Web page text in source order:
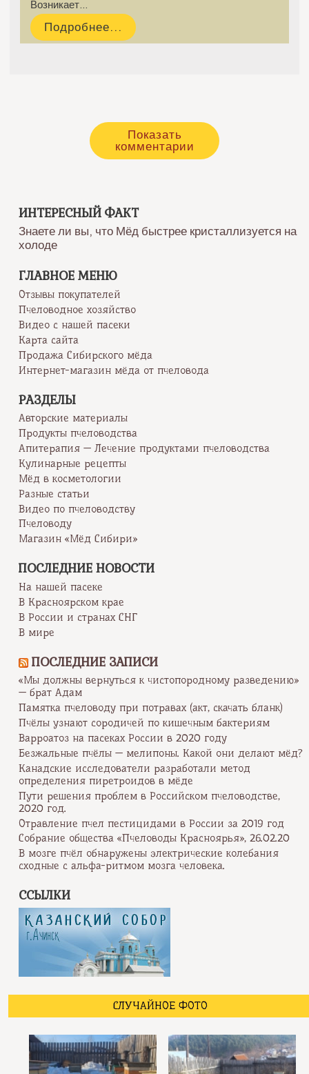
Возникает…
Подробнее...
Показать
комментарии
ИНТЕРЕСНЫЙ ФАКТ
Знаете ли вы, что Мёд быстрее кристаллизуется на
холоде
ГЛАВНОЕ МЕНЮ
Отзывы покупателей
Пчеловодное хозяйство
Видео с нашей пасеки
Карта сайта
Продажа Сибирского мёда
Интернет-магазин мёда от пчеловода
РАЗДЕЛЫ
Авторские материалы
Продукты пчеловодства
Апитерапия — Лечение продуктами пчеловодства
Кулинарные рецепты
Мёд в косметологии
Разные статьи
Видео по пчеловодству
Пчеловоду
Магазин «Мёд Сибири»
ПОСЛЕДНИЕ НОВОСТИ
На нашей пасеке
В Красноярском крае
В России и странах СНГ
В мире
ПОСЛЕДНИЕ ЗАПИСИ
«Мы должны вернуться к чистопородному разведению»
— брат Адам
Памятка пчеловоду при потравах (акт, скачать бланк)
Пчёлы узнают сородичей по кишечным бактериям
Варроатоз на пасеках России в 2020 году
Безжальные пчёлы — мелипоны. Какой они делают мёд?
Канадские исследователи разработали метод
определения пиретроидов в мёде
Пути решения проблем в Российском пчеловодстве,
2020 год.
Отравление пчел пестицидами в России за 2019 год
Собрание общества «Пчеловоды Красноярья», 26.02.20
В мозге пчёл обнаружены электрические колебания
сходные с альфа-ритмом мозга человека.
ССЫЛКИ
СЛУЧАЙНОЕ ФОТО